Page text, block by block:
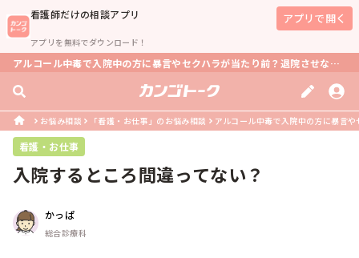
看護師だけの相談アプリ
アプリを無料でダウンロード！
アプリで開く
アルコール中毒で入院中の方に暴言やセクハラが当たり前？退院させない理由は？
お悩み相談 「看護・お仕事」のお悩み相談 アルコール中毒で入院中の方に暴言
看護・お仕事
入院するところ間違ってない？
かっぱ
総合診療科